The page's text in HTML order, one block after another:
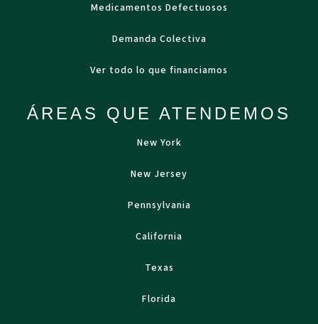
Medicamentos Defectuosos
Demanda Colectiva
Ver todo lo que financiamos
ÁREAS QUE ATENDEMOS
New York
New Jersey
Pennsylvania
California
Texas
Florida